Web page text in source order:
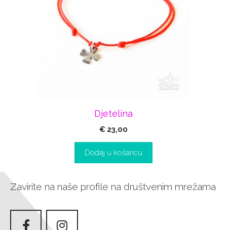
Djetelina
€ 23,00
Dodaj u košaricu
Zavirite na naše profile na društvenim mrežama